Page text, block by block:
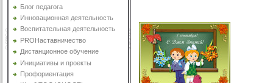
Блог педагога
Инновационная деятельность
Воспитательная деятельность
PROНаставничество
Дистанционное обучение
Инициативы и проекты
Профориентация